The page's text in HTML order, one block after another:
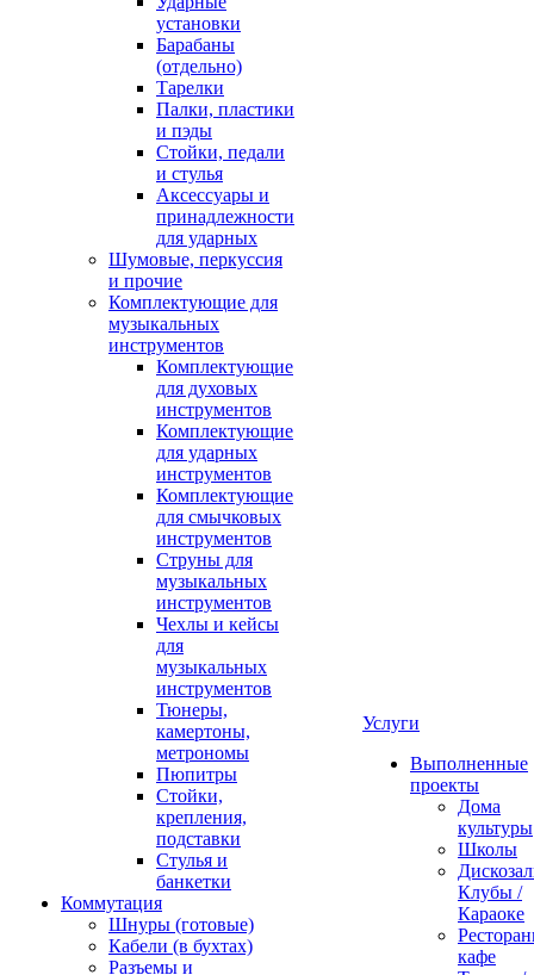
установки
Барабаны
(отдельно)
Тарелки
Палки, пластики
и пэды
Стойки, педали
и стулья
Аксессуары и
принадлежности
для ударных
Шумовые, перкуссия
и прочие
Комплектующие для
музыкальных
инструментов
Комплектующие
для духовых
инструментов
Комплектующие
для ударных
инструментов
Комплектующие
для смычковых
инструментов
Струны для
музыкальных
инструментов
Чехлы и кейсы
для
музыкальных
инструментов
Тюнеры,
камертоны,
метрономы
Пюпитры
Стойки,
крепления,
подставки
Стулья и
банкетки
Коммутация
Шнуры (готовые)
Кабели (в бухтах)
Разъемы и
Услуги
Выполненные
проекты
Дома
культуры
Школы
Клубы /
Караоке
кафе